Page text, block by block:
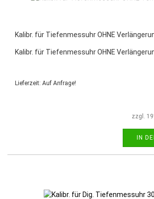
Kalibr. für Tiefenmessuhr OHNE
Kalibr. für Tiefenmessuhr OHNE
Lieferzeit: Auf Anfrage!
zzgl.
IN